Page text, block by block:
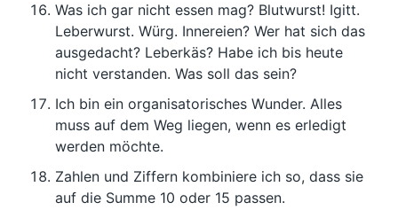
Was ich gar nicht essen mag? Blutwurst! Igitt.
Leberwurst. Würg. Innereien? Wer hat sich das
ausgedacht? Leberkäs? Habe ich bis heute
nicht verstanden. Was soll das sein?
Ich bin ein organisatorisches Wunder. Alles
muss auf dem Weg liegen, wenn es erledigt
werden möchte.
Zahlen und Ziffern kombiniere ich so, dass sie
auf die Summe 10 oder 15 passen.